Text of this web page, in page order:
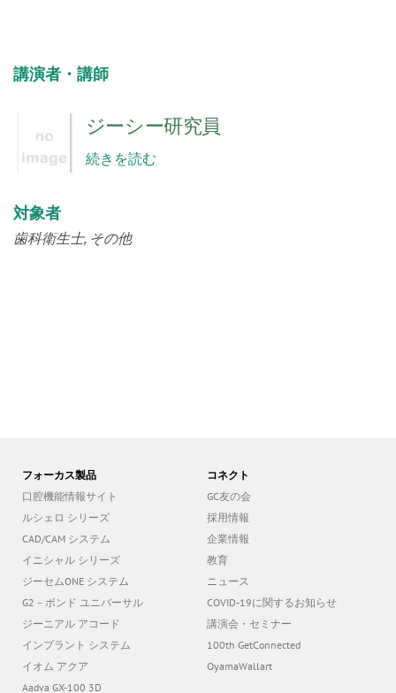
講演者・講師
ジーシー研究員
続きを読む
対象者
歯科衛生士 その他
フォーカス製品
口腔機能情報サイト
ルシェロ シリーズ
CAD/CAM システム
イニシャル シリーズ
G2－ボンド ユニバーサル
ジーニアル アコード
インプラント システム
イオム アクア
コネクト
GC友の会
採用情報
企業情報
教育
COVID-19に関するお知らせ
講演会・セミナー
OyamaWallart